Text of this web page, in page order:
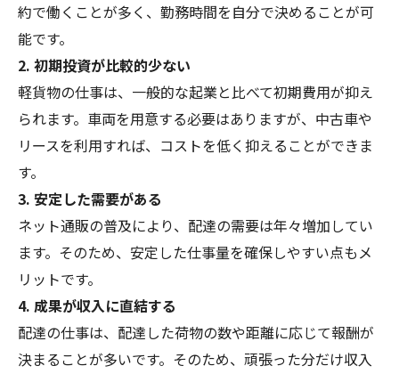
約で働くことが多く、勤務時間を自分で決めることが可
能です。
2. 初期投資が比較的少ない
軽貨物の仕事は、一般的な起業と比べて初期費用が抑え
られます。車両を用意する必要はありますが、中古車や
リースを利用すれば、コストを低く抑えることができま
す。
3. 安定した需要がある
ネット通販の普及により、配達の需要は年々増加してい
ます。そのため、安定した仕事量を確保しやすい点もメ
リットです。
4. 成果が収入に直結する
配達の仕事は、配達した荷物の数や距離に応じて報酬が
決まることが多いです。そのため、頑張った分だけ収入